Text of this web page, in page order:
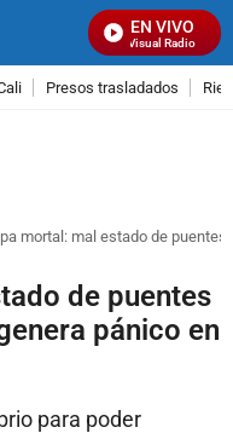
EN VIVO
Señal Visual Radio
Presos trasladados
mortal: mal estado de
de puentes
pánico en
para poder